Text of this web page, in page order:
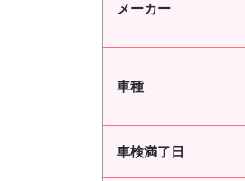
メーカー
車種
車検満了日